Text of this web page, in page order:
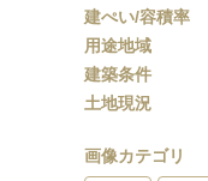
建ぺい/容積率
用途地域
建築条件
土地現況
画像カテゴリ